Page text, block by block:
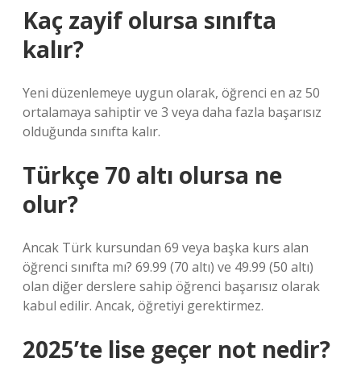
Kaç zayif olursa sınıfta
kalır?
Yeni düzenlemeye uygun olarak, öğrenci en az 50
ortalamaya sahiptir ve 3 veya daha fazla başarısız
olduğunda sınıfta kalır.
Türkçe 70 altı olursa ne
olur?
Ancak Türk kursundan 69 veya başka kurs alan
öğrenci sınıfta mı? 69.99 (70 altı) ve 49.99 (50 altı)
olan diğer derslere sahip öğrenci başarısız olarak
kabul edilir. Ancak, öğretiyi gerektirmez.
2025’te lise geçer not nedir?